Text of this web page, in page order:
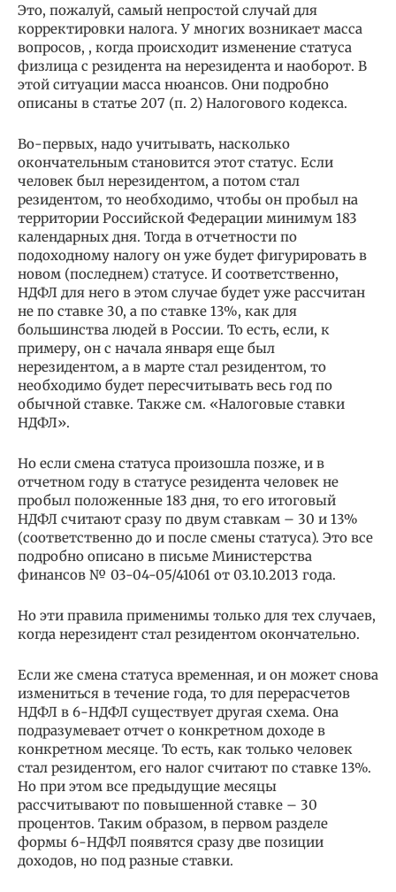
Это, пожалуй, самый непростой случай для
корректировки налога. У многих возникает масса
вопросов, , когда происходит изменение статуса
физлица с резидента на нерезидента и наоборот. В
этой ситуации масса нюансов. Они подробно
описаны в статье 207 (п. 2) Налогового кодекса.
Во-первых, надо учитывать, насколько
окончательным становится этот статус. Если
человек был нерезидентом, а потом стал
резидентом, то необходимо, чтобы он пробыл на
территории Российской Федерации минимум 183
календарных дня. Тогда в отчетности по
подоходному налогу он уже будет фигурировать в
новом (последнем) статусе. И соответственно,
НДФЛ для него в этом случае будет уже рассчитан
не по ставке 30, а по ставке 13%, как для
большинства людей в России. То есть, если, к
примеру, он с начала января еще был
нерезидентом, а в марте стал резидентом, то
необходимо будет пересчитывать весь год по
обычной ставке. Также см. «Налоговые ставки
НДФЛ».
Но если смена статуса произошла позже, и в
отчетном году в статусе резидента человек не
пробыл положенные 183 дня, то его итоговый
НДФЛ считают сразу по двум ставкам – 30 и 13%
(соответственно до и после смены статуса). Это все
подробно описано в письме Министерства
финансов № 03-04-05/41061 от 03.10.2013 года.
Но эти правила применимы только для тех случаев,
когда нерезидент стал резидентом окончательно.
Если же смена статуса временная, и он может снова
измениться в течение года, то для перерасчетов
НДФЛ в 6-НДФЛ существует другая схема. Она
подразумевает отчет о конкретном доходе в
конкретном месяце. То есть, как только человек
стал резидентом, его налог считают по ставке 13%.
Но при этом все предыдущие месяцы
рассчитывают по повышенной ставке – 30
процентов. Таким образом, в первом разделе
формы 6-НДФЛ появятся сразу две позиции
доходов, но под разные ставки.